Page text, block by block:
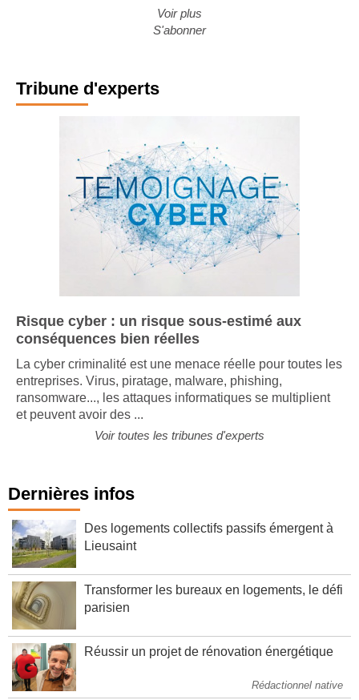
Voir plus
Tribune d'experts
Risque cyber : un risque sous-estimé aux
conséquences bien réelles
La cyber criminalité est une menace réelle pour toutes les
entreprises. Virus, piratage, malware, phishing,
ransomware..., les attaques informatiques se multiplient
Dernières infos
Des logements collectifs passifs émergent à
Transformer les bureaux en logements, le défi
Rédactionnel native